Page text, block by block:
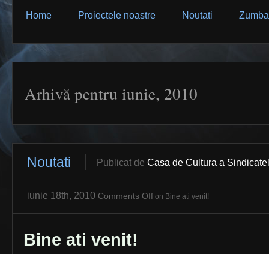
Home Proiectele noastre Noutati
Arhivă pentru iunie, 2010
Noutati Publicat de Casa de Cultura a
iunie 18th, 2010 Comments Offon Bine ati venit!
Bine ati venit!